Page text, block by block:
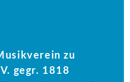
zu
gegr. 1818